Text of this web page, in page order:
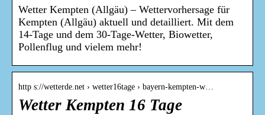
Wetter Kempten (Allgäu) – Wettervorhersage für
Kempten (Allgäu) aktuell und detailliert. Mit dem
14-Tage und dem 30-Tage-Wetter, Biowetter,
Pollenflug und vielem mehr!
http s://wetterde.net › wetter16tage › bayern-kempten-w…
Wetter Kempten 16 Tage